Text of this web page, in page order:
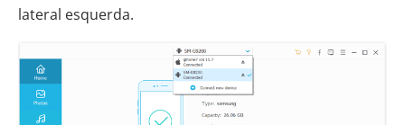
lateral esquerda.